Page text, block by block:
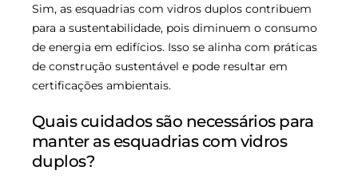
Sim, as esquadrias com vidros duplos contribuem
para a sustentabilidade, pois diminuem o consumo
de energia em edifícios. Isso se alinha com práticas
de construção sustentável e pode resultar em
certificações ambientais.
Quais cuidados são necessários para
manter as esquadrias com vidros
duplos?